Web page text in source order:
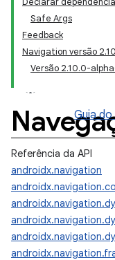
Safe Args
Feedback
Navigation versão 2.10
Versão 2.10.0-
Guia do
Referência da API
androidx.navigation